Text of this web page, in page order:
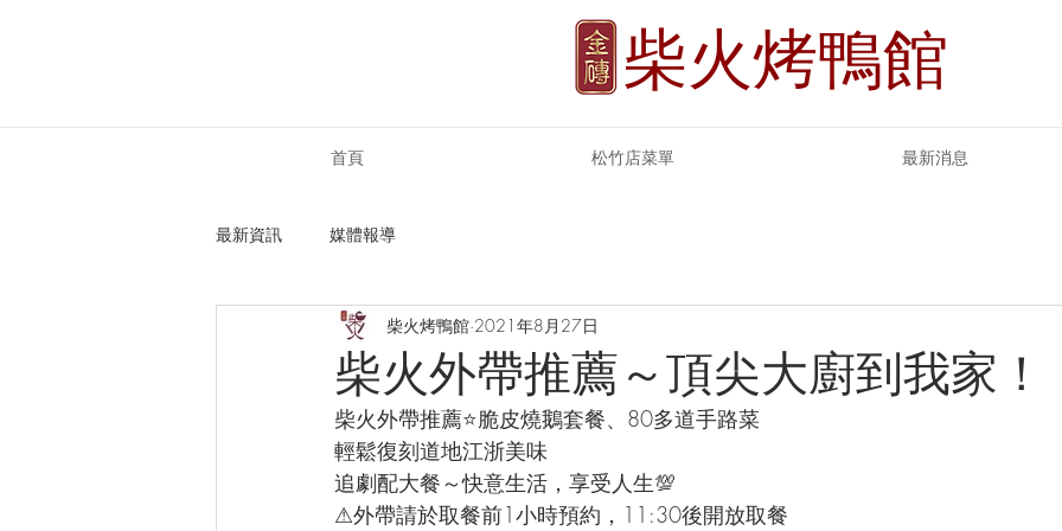
柴火烤鴨館
首頁 松竹店菜單 最新消息
最新資訊 媒體報導
柴火外帶推薦～頂尖大廚到我家！
柴火烤鴨館 2021年8月27日
柴火外帶推薦⭐脆皮燒鵝套餐、80多道手路菜
輕鬆復刻道地江浙美味
追劇配大餐～快意生活，享受人生💯
⚠外帶請於取餐前1小時預約，11:30後開放取餐